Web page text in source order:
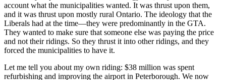
account what the municipalities wanted. It was thrust upon them,
and it was thrust upon mostly rural Ontario. The ideology that the
Liberals had at the time—they were predominantly in the GTA.
They wanted to make sure that someone else was paying the price
and not their ridings. So they thrust it into other ridings, and they
forced the municipalities to have it.
Let me tell you about my own riding: $38 million was spent
refurbishing and improving the airport in Peterborough. We now